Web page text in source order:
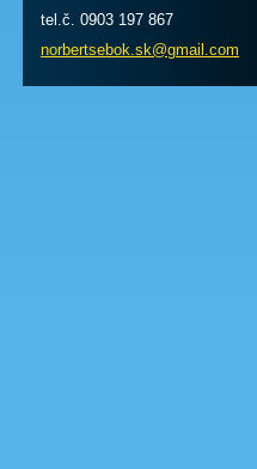
tel.č. 0903 197 867
norbertsebok.sk@gmail.com